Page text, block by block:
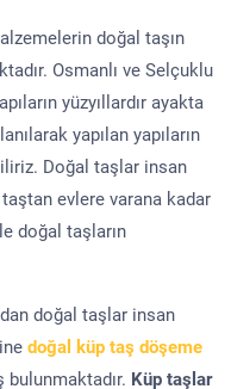
doğal taşın
Osmanlı ve Selçuklu
yüzyıllardır ayakta
yapılan yapıların
Doğal taşlar insan
evlere varana kadar
doğal taşların
doğal taşlar insan
doğal küp taş döşeme
bulunmaktadır. Küp taşlar